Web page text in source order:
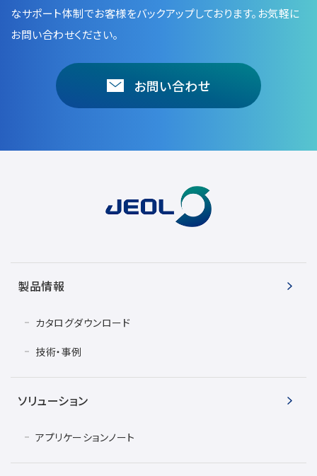
開発秘話
お客様紹介 / 開発秘話
なサポート体制でお客様をバックアップしております。お気軽に
お問い合わせください。
お問い合わせ
製品情報
カタログダウンロード
技術・事例
ソリューション
アプリケーションノート